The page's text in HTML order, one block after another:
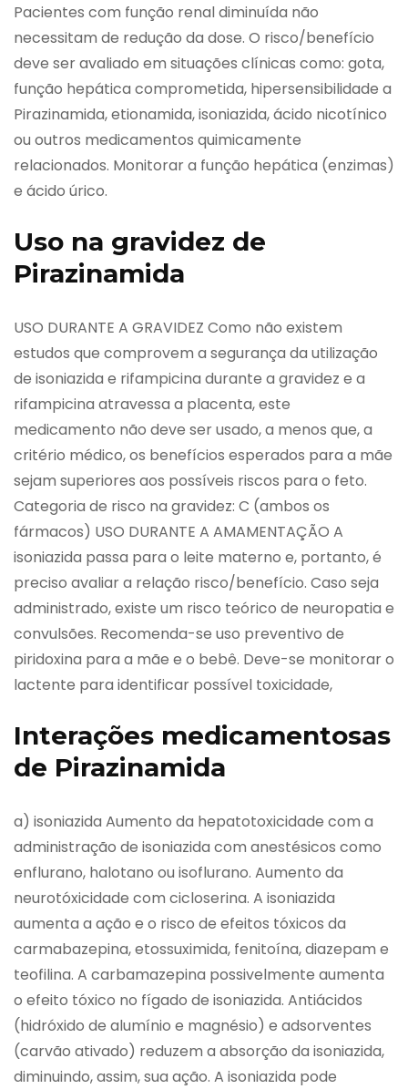
Pacientes com função renal diminuída não
necessitam de redução da dose. O risco/benefício
deve ser avaliado em situações clínicas como: gota,
função hepática comprometida, hipersensibilidade a
Pirazinamida, etionamida, isoniazida, ácido nicotínico
ou outros medicamentos quimicamente
relacionados. Monitorar a função hepática (enzimas)
e ácido úrico.
Uso na gravidez de
Pirazinamida
USO DURANTE A GRAVIDEZ Como não existem
estudos que comprovem a segurança da utilização
de isoniazida e rifampicina durante a gravidez e a
rifampicina atravessa a placenta, este
medicamento não deve ser usado, a menos que, a
critério médico, os benefícios esperados para a mãe
sejam superiores aos possíveis riscos para o feto.
Categoria de risco na gravidez: C (ambos os
fármacos) USO DURANTE A AMAMENTAÇÃO A
isoniazida passa para o leite materno e, portanto, é
preciso avaliar a relação risco/benefício. Caso seja
administrado, existe um risco teórico de neuropatia e
convulsões. Recomenda-se uso preventivo de
piridoxina para a mãe e o bebê. Deve-se monitorar o
lactente para identificar possível toxicidade,
Interações medicamentosas
de Pirazinamida
a) isoniazida Aumento da hepatotoxicidade com a
administração de isoniazida com anestésicos como
enflurano, halotano ou isoflurano. Aumento da
neurotóxicidade com cicloserina. A isoniazida
aumenta a ação e o risco de efeitos tóxicos da
carmabazepina, etossuximida, fenitoína, diazepam e
teofilina. A carbamazepina possivelmente aumenta
o efeito tóxico no fígado de isoniazida. Antiácidos
(hidróxido de alumínio e magnésio) e adsorventes
(carvão ativado) reduzem a absorção da isoniazida,
diminuindo, assim, sua ação. A isoniazida pode